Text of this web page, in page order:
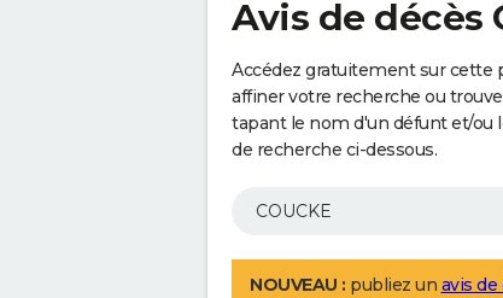
Avis de décès
Accédez gratuitement sur cette
affiner votre recherche ou
tapant le nom d'un défunt et/ou
de recherche ci-dessous.
NOUVEAU : publiez un avis